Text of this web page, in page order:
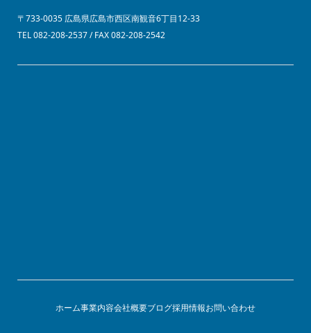
〒733-0035 広島県広島市西区南観音6丁目12-33
TEL 082-208-2537 / FAX 082-208-2542
ホーム事業内容会社概要ブログ採用情報お問い合わせ